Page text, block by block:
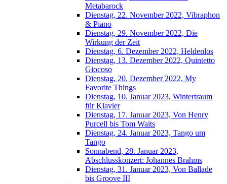
Metabarock
Dienstag, 22. November 2022, Vibraphon
& Piano
Dienstag, 29. November 2022, Die
Wirkung der Zeit
Dienstag, 6. Dezember 2022, Heldenlos
Dienstag, 13. Dezember 2022, Quintetto
Giocoso
Dienstag, 20. Dezember 2022, My
Favorite Things
Dienstag, 10. Januar 2023, Wintertraum
für Klavier
Dienstag, 17. Januar 2023, Von Henry
Purcell bis Tom Waits
Dienstag, 24. Januar 2023, Tango um
Tango
Sonnabend, 28. Januar 2023,
Abschlusskonzert: Johannes Brahms
Dienstag, 31. Januar 2023, Von Ballade
bis Groove III